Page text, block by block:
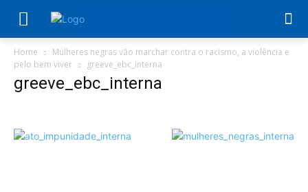
Home
Mulheres negras vão marchar contra o racismo, a violência e
pelo bem viver
greeve_ebc_interna
greeve_ebc_interna